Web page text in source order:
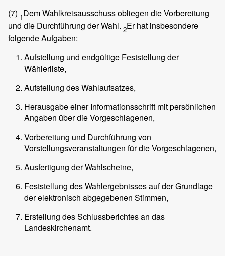
(7) 1Dem Wahlkreisausschuss obliegen die Vorbereitung
und die Durchführung der Wahl. 2Er hat insbesondere
folgende Aufgaben:
Aufstellung und endgültige Feststellung der
Wählerliste,
Aufstellung des Wahlaufsatzes,
Herausgabe einer Informationsschrift mit persönlichen
Angaben über die Vorgeschlagenen,
Vorbereitung und Durchführung von
Vorstellungsveranstaltungen für die Vorgeschlagenen,
Ausfertigung der Wahlscheine,
Feststellung des Wahlergebnisses auf der Grundlage
der elektronisch abgegebenen Stimmen,
Erstellung des Schlussberichtes an das
Landeskirchenamt.